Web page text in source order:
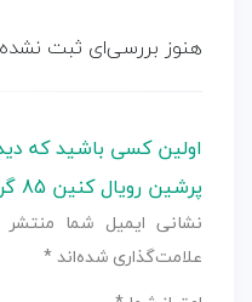
هنوز بررسی‌ای ثبت
اولین کسی باشید که
پرشین رویال کنین 85 گرمی”
نشانی ایمیل شما
علامت‌گذاری شده‌اند*